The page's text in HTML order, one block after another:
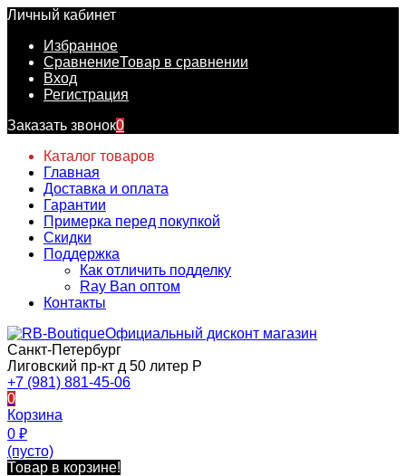
Личный кабинет
Избранное
СравнениеТовар в сравнении
Вход
Регистрация
Заказать звонок0
Каталог товаров
Главная
Доставка и оплата
Гарантии
Примерка перед покупкой
Скидки
Поддержка
Как отличить подделку
Ray Ban оптом
Контакты
Официальный дисконт магазин
Санкт-Петербург
Лиговский пр-кт д 50 литер Р
+7 (981) 881-45-06
0
Корзина
0 ₽
(пусто)
Товар в корзине!